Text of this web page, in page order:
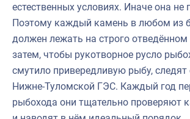
естественных условиях. Иначе она не
Поэтому каждый камень в любом из
должен лежать на строго
затем, чтобы рукотворное русло
смутило привередливую рыбу, следят
Нижне-Туломской ГЭС. Каждый год
рыбохода они тщательно проверяют